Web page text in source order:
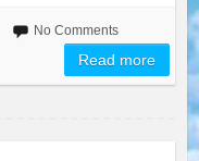
No Comments
Read more